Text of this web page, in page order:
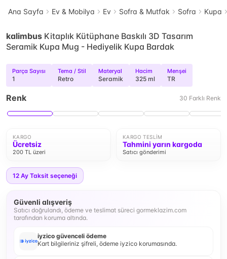
Ana Sayfa Ev & Mobilya Ev Sofra & Mutfak Sofra Kupa
kalimbus Kitaplık Kütüphane Baskılı 3D Tasarım
Seramik Kupa Mug - Hediyelik Kupa Bardak
Parça Sayısı
1
Tema / Stil
Retro
Materyal
Seramik
Hacim
325 ml
Menşei
TR
Renk 30 Farklı Renk
KARGO
Ücretsiz
200 TL üzeri
KARGO TESLIM
Tahmini yarın kargoda
Satıcı gönderimi
12 Ay Taksit seçeneği
Güvenli alışveriş
Satıcı doğrulandı, ödeme ve teslimat süreci gormeklazim.com
tarafından koruma altında.
iyzico güvenceli ödeme
Kart bilgileriniz şifreli, ödeme iyzico korumasında.